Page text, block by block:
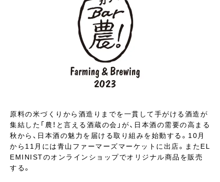
原料の米づくりから酒造りまでを一貫して手がける酒造が
集結した「農！と言える酒蔵の会」が、日本酒の需要の高まる
秋から、日本酒の魅力を届ける取り組みを始動する。10月
から11月には青山ファーマーズマーケットに出店。またEL
EMINISTのオンラインショップでオリジナル商品を販売
する。